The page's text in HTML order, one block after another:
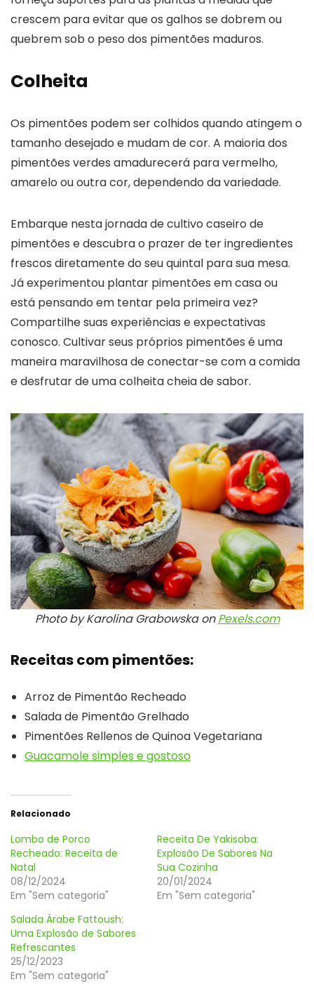
crescem para evitar que os galhos se dobrem ou
quebrem sob o peso dos pimentões maduros.
Colheita
Os pimentões podem ser colhidos quando atingem o
tamanho desejado e mudam de cor. A maioria dos
pimentões verdes amadurecerá para vermelho,
amarelo ou outra cor, dependendo da variedade.
Embarque nesta jornada de cultivo caseiro de
pimentões e descubra o prazer de ter ingredientes
frescos diretamente do seu quintal para sua mesa.
Já experimentou plantar pimentões em casa ou
está pensando em tentar pela primeira vez?
Compartilhe suas experiências e expectativas
conosco. Cultivar seus próprios pimentões é uma
maneira maravilhosa de conectar-se com a comida
e desfrutar de uma colheita cheia de sabor.
Photo by Karolina Grabowska onPexels.com
Receitas com pimentões:
Arroz de Pimentão Recheado
Salada de Pimentão Grelhado
Pimentões Rellenos de Quinoa Vegetariana
Guacamole simples e gostoso
Relacionado
Lombo de Porco
Recheado: Receita de
Natal
08/12/2024
Em "Sem categoria"
Receita De Yakisoba:
Explosão De Sabores Na
Sua Cozinha
20/01/2024
Em "Sem categoria"
Salada Árabe Fattoush:
Uma Explosão de Sabores
Refrescantes
25/12/2023
Em "Sem categoria"